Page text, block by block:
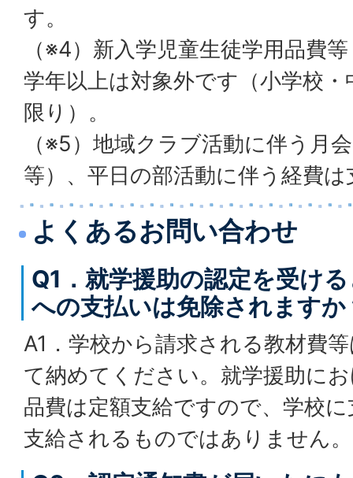
す。
（※4）新入学児童生徒学用品費
学年以上は対象外です（小学校
限り）。
（※5）地域クラブ活動に伴う月
等）、平日の部活動に伴う経費
よくあるお問い合わせ
Q1．就学援助の認定を受け
への支払いは免除されますか
A1．学校から請求される教材費
て納めてください。就学援助に
品費は定額支給ですので、学校
支給されるものではありません。